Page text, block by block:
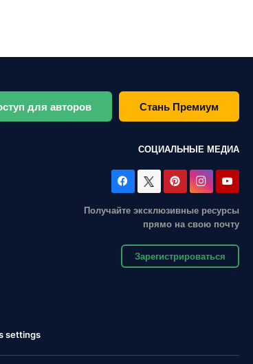
для авторов Стань Премиум
СОЦИАЛЬНЫЕ МЕДИА
Получайте эксклюзивные ресурсы
прямо на свою почту
Зарегистрироваться
settings